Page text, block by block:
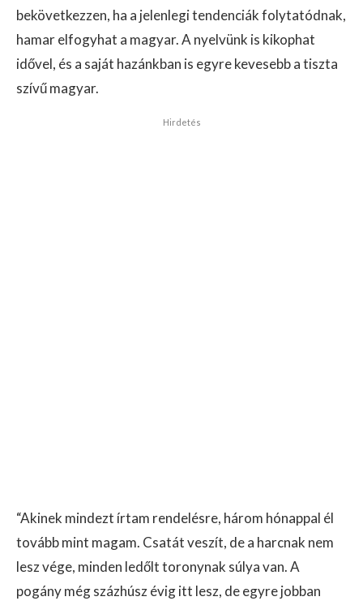
bekövetkezzen, ha a jelenlegi tendenciák folytatódnak,
hamar elfogyhat a magyar. A nyelvünk is kikophat
idővel, és a saját hazánkban is egyre kevesebb a tiszta
szívű magyar.
Hirdetés
“Akinek mindezt írtam rendelésre, három hónappal él
tovább mint magam. Csatát veszít, de a harcnak nem
lesz vége, minden ledőlt toronynak súlya van. A
pogány még százhúsz évig itt lesz, de egyre jobban